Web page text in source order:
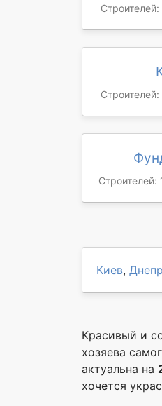
Строителей:
Киев, Днепр
Красивый и
хозяева
актуальна на
хочется